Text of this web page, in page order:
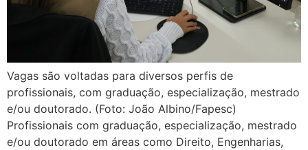
Vagas são voltadas para diversos perfis de
profissionais, com graduação, especialização, mestrado
e/ou doutorado. (Foto: João Albino/Fapesc)
Profissionais com graduação, especialização, mestrado
e/ou doutorado em áreas como Direito, Engenharias,